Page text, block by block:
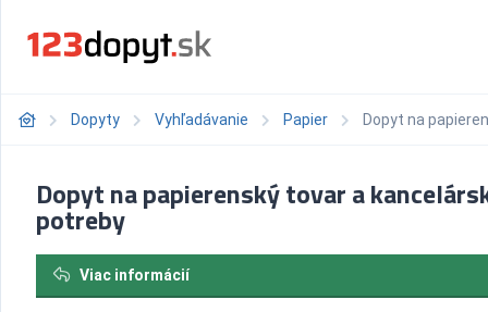
Dopyty Vyhľadávanie Papier Dopyt na
Dopyt na papierenský tovar a
potreby
Viac informácií